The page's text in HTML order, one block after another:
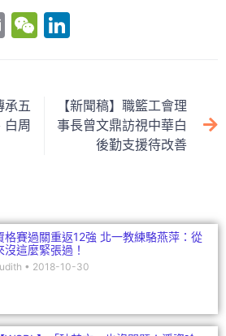
E
l
W
at
e
dI
承五
周
【新聞稿】職籃工會理
事長曾文鼎訪視中華白
後勤支援待改善
格賽過關重返12強 北一教練駱燕萍：從
沒這麼緊張過！
2018-10-30